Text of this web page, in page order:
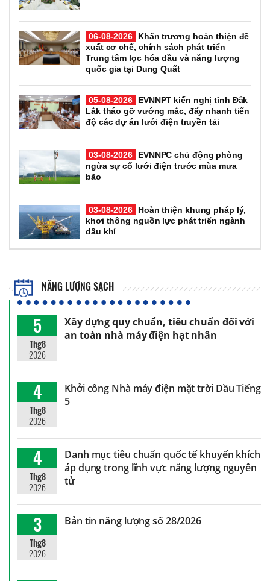
06-08-2026
Khẩn trương hoàn thiện đề
xuất cơ chế, chính sách phát triển
Trung tâm lọc hóa dầu và năng lượng
quốc gia tại Dung Quất
05-08-2026
EVNNPT kiến nghị tỉnh Đắk
Lắk tháo gỡ vướng mắc, đẩy nhanh tiến
độ các dự án lưới điện truyền tải
03-08-2026
EVNNPC chủ động phòng
ngừa sự cố lưới điện trước mùa mưa
bão
03-08-2026
Hoàn thiện khung pháp lý,
khơi thông nguồn lực phát triển ngành
dầu khí
NĂNG LƯỢNG SẠCH
5
Thg8
2026
Xây dựng quy chuẩn, tiêu chuẩn đối với
an toàn nhà máy điện hạt nhân
4
Thg8
2026
Khởi công Nhà máy điện mặt trời Dầu Tiếng
5
4
Thg8
2026
Danh mục tiêu chuẩn quốc tế khuyến khích
áp dụng trong lĩnh vực năng lượng nguyên
tử
3
Thg8
2026
Bản tin năng lượng số 28/2026